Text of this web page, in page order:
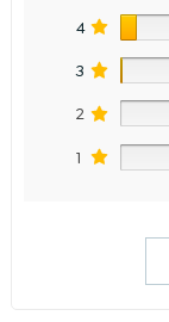
4
3
2
1